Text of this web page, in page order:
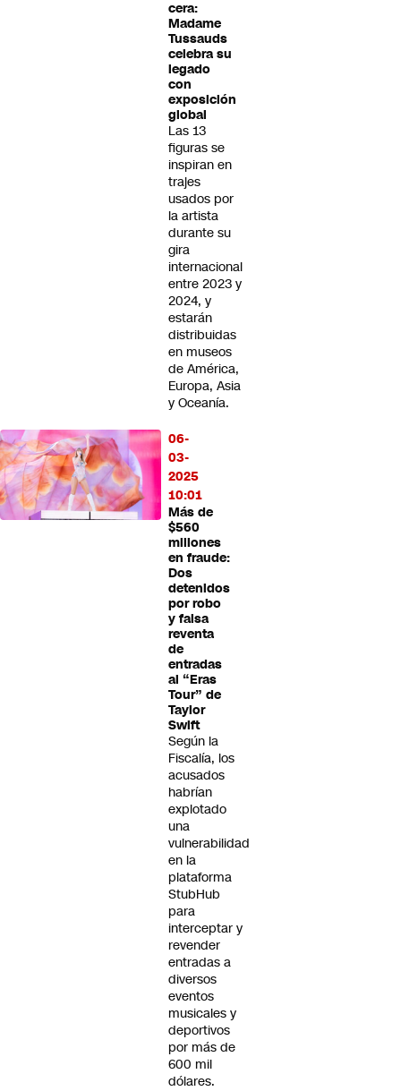
cera:
Madame
Tussauds
celebra su
legado
con
exposición
global
Las 13
figuras se
inspiran en
trajes
usados por
la artista
durante su
gira
internacional
entre 2023 y
2024, y
estarán
distribuidas
en museos
de América,
Europa, Asia
y Oceanía.
06-
03-
2025
10:01
Más de
$560
millones
en fraude:
Dos
detenidos
por robo
y falsa
reventa
de
entradas
al “Eras
Tour” de
Taylor
Swift
Según la
Fiscalía, los
acusados
habrían
explotado
una
vulnerabilidad
en la
plataforma
StubHub
para
interceptar y
revender
entradas a
diversos
eventos
musicales y
deportivos
por más de
600 mil
dólares.